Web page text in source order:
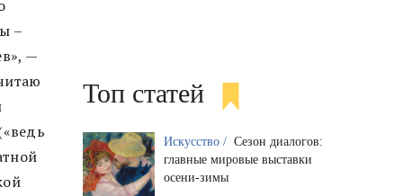
–
—
Топ статей
Искусство / Сезон диалогов:
главные мировые выставки
осени-зимы